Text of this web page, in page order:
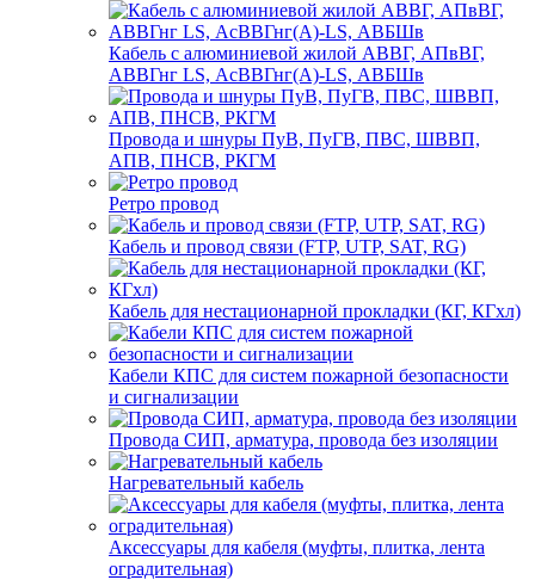
Кабель с алюминиевой жилой АВВГ, АПвВГ,
АВВГнг LS, АсВВГнг(А)-LS, АВБШв
Провода и шнуры ПуВ, ПуГВ, ПВС, ШВВП,
АПВ, ПНСВ, РКГМ
Ретро провод
Кабель и провод связи (FTP, UTP, SAT, RG)
Кабель для нестационарной прокладки (КГ, КГхл)
Кабели КПС для систем пожарной безопасности
и сигнализации
Провода СИП, арматура, провода без изоляции
Нагревательный кабель
Аксессуары для кабеля (муфты, плитка, лента
оградительная)